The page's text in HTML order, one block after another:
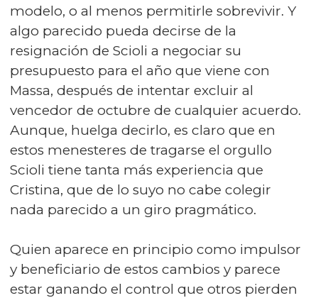
modelo, o al menos permitirle sobrevivir. Y
algo parecido pueda decirse de la
resignación de Scioli a negociar su
presupuesto para el año que viene con
Massa, después de intentar excluir al
vencedor de octubre de cualquier acuerdo.
Aunque, huelga decirlo, es claro que en
estos menesteres de tragarse el orgullo
Scioli tiene tanta más experiencia que
Cristina, que de lo suyo no cabe colegir
nada parecido a un giro pragmático.
Quien aparece en principio como impulsor
y beneficiario de estos cambios y parece
estar ganando el control que otros pierden